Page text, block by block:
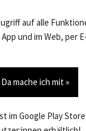
auf alle
und im Web, per
Da mache ich mit »
im Google Play